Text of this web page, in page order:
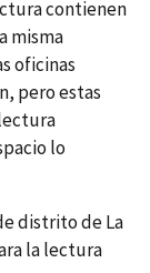
contienen
misma
oficinas
pero estas
lo
distrito de La
la lectura